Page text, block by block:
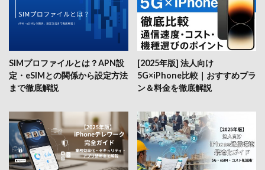
SIMプロファイルとは？APN設
定・eSIMとの関係から設定方法
まで徹底解説
[2025年版] 法人向け
5G×iPhone比較｜おすすめプラ
ン＆料金を徹底解説